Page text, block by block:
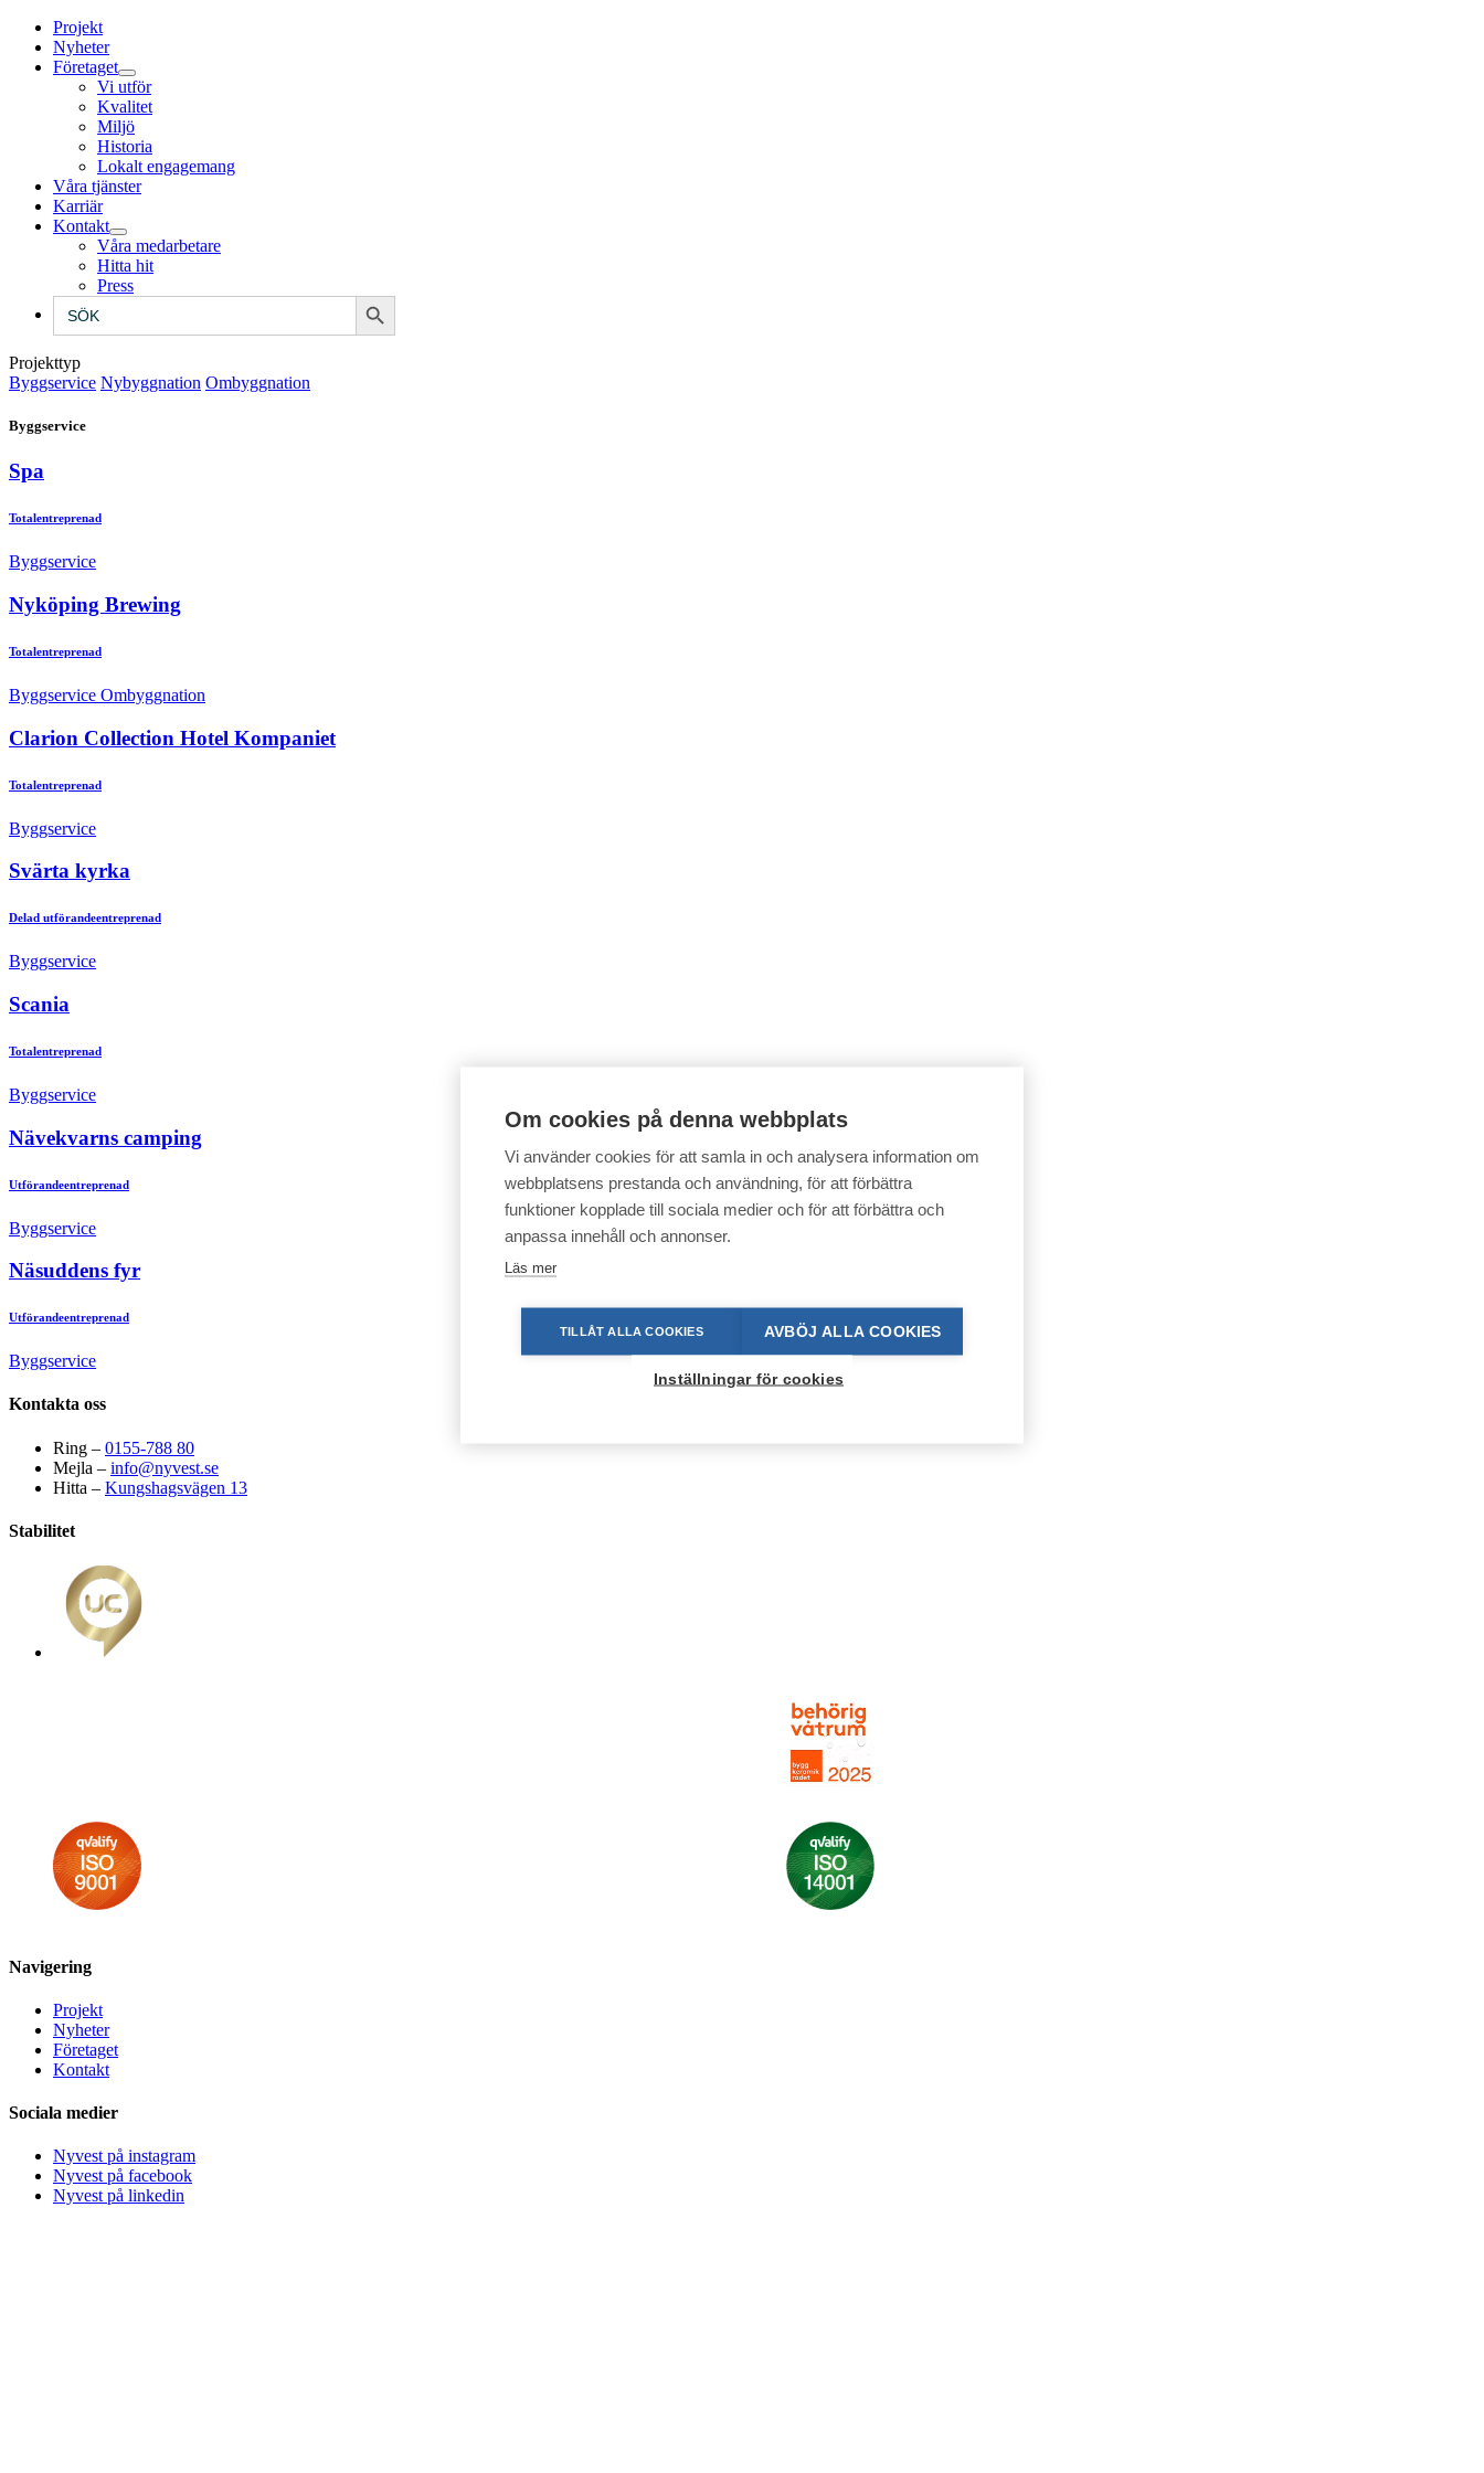
Projekt
Nyheter
Företaget
Vi utför
Kvalitet
Miljö
Historia
Lokalt engagemang
Våra tjänster
Karriär
Kontakt
Våra medarbetare
Hitta hit
Press
Sök
efter:
Sökknapp
Projekttyp
Byggservice Nybyggnation Ombyggnation
Byggservice
Spa
Totalentreprenad
Byggservice
Nyköping Brewing
Totalentreprenad
Byggservice Ombyggnation
Clarion Collection Hotel Kompaniet
Totalentreprenad
Byggservice
Svärta kyrka
Delad utförandeentreprenad
Byggservice
Scania
Totalentreprenad
Byggservice
Nävekvarns camping
Utförandeentreprenad
Byggservice
Näsuddens fyr
Utförandeentreprenad
Byggservice
Kontakta oss
Ring – 0155-788 80
Mejla – info@nyvest.se
Hitta – Kungshagsvägen 13
Stabilitet
Navigering
Projekt
Nyheter
Företaget
Kontakt
Sociala medier
Nyvest på instagram
Nyvest på facebook
Nyvest på linkedin
Om cookies på denna webbplats
Vi använder cookies för att samla in och analysera information om
webbplatsens prestanda och användning, för att förbättra
funktioner kopplade till sociala medier och för att förbättra och
anpassa innehåll och annonser.
Läs mer
TILLÅT ALLA COOKIES AVBÖJ ALLA COOKIES
Inställningar för cookies